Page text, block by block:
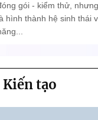
gói - kiểm thử,
hình thành hệ sinh thái
tạo